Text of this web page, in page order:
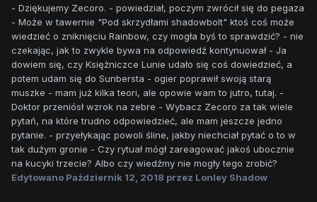
- Dziękujemy Zecoro. - powiedział, poczym zwrócił się do pegaza
- Może w tawernie "Pod skrzydłami shadowbolt" ktoś coś może
wiedzieć o zniknięciu Rainbow, czy mogła byś to sprawdzić? - nie
czekając, jak to zwykle bywa na odpowiedź kontynuował - Ja
dowiem się, czy Księżniczce Lunie udało się coś dowiedzieć, a
potem udam się do Sunbersta - ogier poprawił swoją starą
muszke - mam już kilka teori, ale opowie wam to jutro, tutaj. -
Doktor przeniósł wzrok na zebre - Wybacz Zecoro za tak wiele
pytań, na które trudno odpowiedzieć, ale mam jeszcze jedno
pytanie. - przyełykając powoli śline, jakby niechciał pytać o to w
tak dużym gronie - Czy rytuał mógł zareagować jakoś ubocznie
na kucyki trzecie? Albo czy wiedźmy nie mogły tego zrobić?
Edytowano Październik 12, 2018 przez Lonley Shadow